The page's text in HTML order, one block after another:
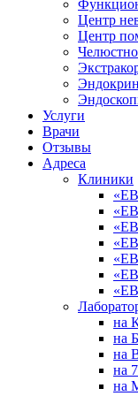
Центр
Центр
Услуги
Врачи
Отзывы
Адреса
Клиники
на
на
на
на
на